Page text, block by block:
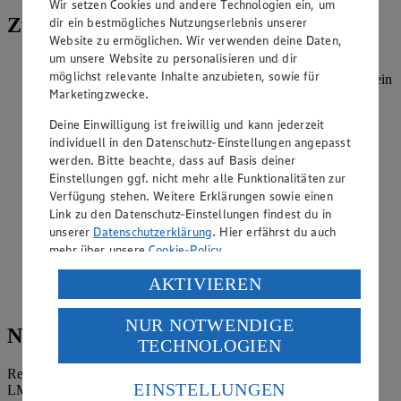
Zubereitung
Zwiebeln in feine Streifen schneiden und zusammen mit
etwas Rapsöl in einer Pfanne anschwitzen. Den Quinoa in ein
Sieb geben und unter fließendem Wasser abspülen.
Mit Orangensaft aufgießen, aufkochen und solange bei
geringer Hitze ca. 10 Minuten köcheln lassen, bis die
Flüssigkeit vollständig aufgenommen wurde.
Karotten schälen und in Scheiben schneiden.
Rapsöl, Karottenscheiben und 400 g Rotkohl hinzugeben,
durchschwenken und ca. 5 Minuten unter Rühren anrösten.
Die Walnüsse grob hacken und dazugeben.
Mit Salz und Pfeffer abschmecken.
Nährwerte
Referenzmenge für einen durchschnittlichen Erwachsenen laut
LMIV (8.400 kJ/2.000 kcal).
Wir setzen Cookies und andere Technologien ein, um
dir ein bestmögliches Nutzungserlebnis unserer
Website zu ermöglichen. Wir verwenden deine Daten,
um unsere Website zu personalisieren und dir
möglichst relevante Inhalte anzubieten, sowie für
Marketingzwecke.
Deine Einwilligung ist freiwillig und kann jederzeit
individuell in den Datenschutz-Einstellungen angepasst
werden. Bitte beachte, dass auf Basis deiner
Einstellungen ggf. nicht mehr alle Funktionalitäten zur
Verfügung stehen. Weitere Erklärungen sowie einen
Link zu den Datenschutz-Einstellungen findest du in
unserer Datenschutzerklärung. Hier erfährst du auch
mehr über unsereCookie-Policy.
Verarbeitung deiner personenbezogenen Daten in den
USA durch Facebook und YouTube:
Wenn du auf „Aktivieren“ klickst, willigst du im Sinne
des Art. 49 Abs. 1 Satz 1 lit. a) DSGVO ein, dass deine
Daten in den USA verarbeitet werden. Der EuGH sieht
die USA als Land mit einem nach europäischen
AKTIVIEREN
NUR NOTWENDIGE
TECHNOLOGIEN
EINSTELLUNGEN